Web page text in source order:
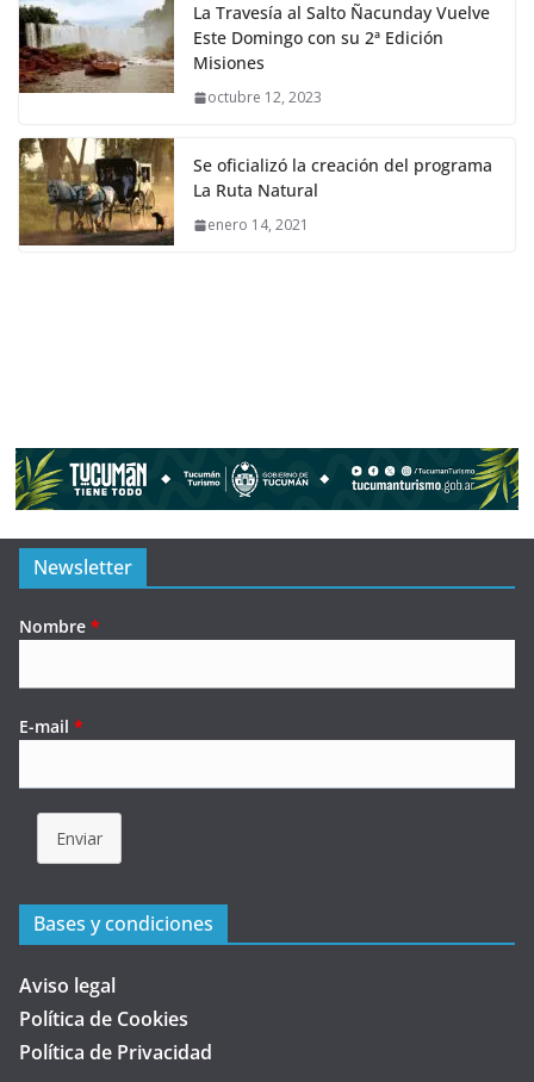
La Travesía al Salto Ñacunday Vuelve
Este Domingo con su 2ª Edición
Misiones
octubre 12, 2023
Se oficializó la creación del programa
La Ruta Natural
enero 14, 2021
Newsletter
Nombre *
E-mail *
Enviar
Bases y condiciones
Aviso legal
Política de Cookies
Política de Privacidad